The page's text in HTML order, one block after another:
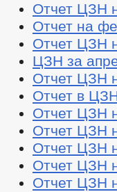
Отчет ЦЗН
Отчет на
Отчет ЦЗН
ЦЗН за
Отчет ЦЗН
Отчет в
Отчет ЦЗН
Отчет ЦЗН
Отчет ЦЗН
Отчет ЦЗН
Отчет ЦЗН